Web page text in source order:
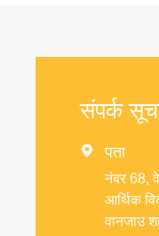
संपर्क
 पता
नंबर 68,
आर्थिक
वानजाउ